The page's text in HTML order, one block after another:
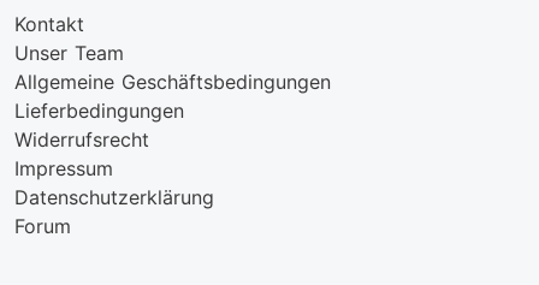
Kontakt
Unser Team
Allgemeine Geschäftsbedingungen
Lieferbedingungen
Widerrufsrecht
Impressum
Datenschutzerklärung
Forum